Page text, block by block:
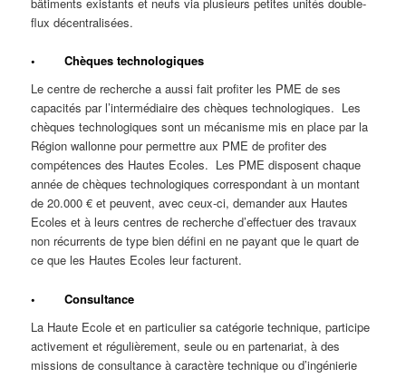
flux décentralisées.
• Chèques technologiques
Le centre de recherche a aussi fait profiter les PME de ses
capacités par l’intermédiaire des chèques technologiques. Les
chèques technologiques sont un mécanisme mis en place par la
Région wallonne pour permettre aux PME de profiter des
compétences des Hautes Ecoles. Les PME disposent chaque
année de chèques technologiques correspondant à un montant
de 20.000 € et peuvent, avec ceux-ci, demander aux Hautes
Ecoles et à leurs centres de recherche d’effectuer des travaux
non récurrents de type bien défini en ne payant que le quart de
ce que les Hautes Ecoles leur facturent.
• Consultance
La Haute Ecole et en particulier sa catégorie technique, participe
activement et régulièrement, seule ou en partenariat, à des
missions de consultance à caractère technique ou d’ingénierie